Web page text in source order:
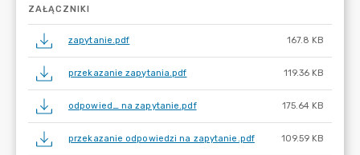
ZAŁĄCZNIKI
zapytanie.pdf 167.8 KB
przekazanie zapytania.pdf 119.36 KB
odpowied_ na zapytanie.pdf 175.64 KB
przekazanie odpowiedzi na zapytanie.pdf 109.59 KB